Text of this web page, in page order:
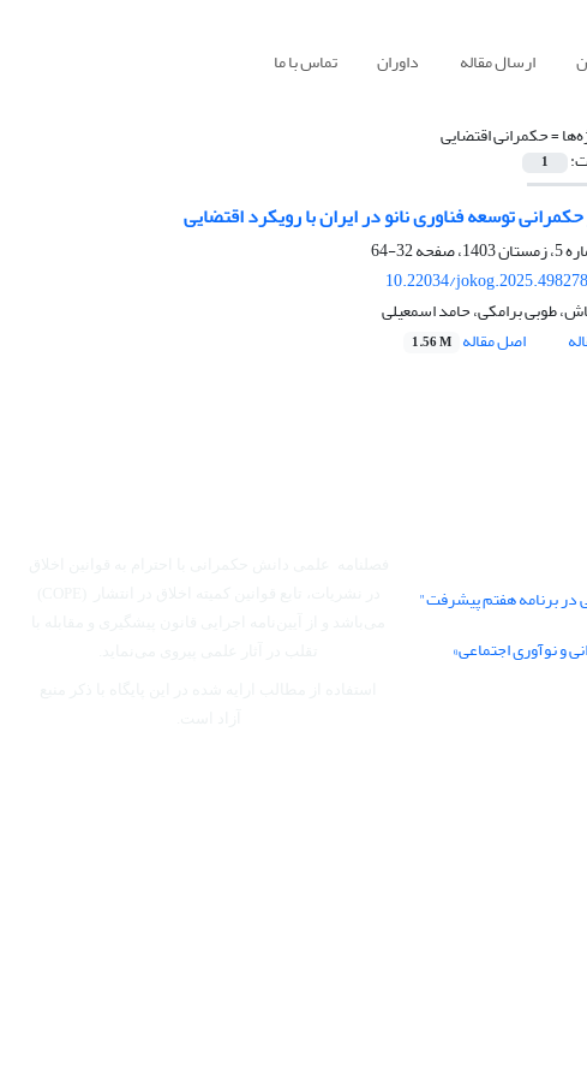
ارسال مقاله داوران تماس با ما
=حکمرانی اقتضایی
1
توسعه فناوری نانو در ایران با رویکرد اقتضایی
32-64
10.22034/
طوبی برامکی، حامد اسمعیلی
اصل مقاله 1.56 M
در برنامه هفتم پیشرفت"
و نوآوری اجتماعی»